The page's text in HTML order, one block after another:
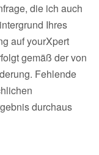
die ich auch
Ihres
auf yourXpert
gemäß der von
Fehlende
durchaus